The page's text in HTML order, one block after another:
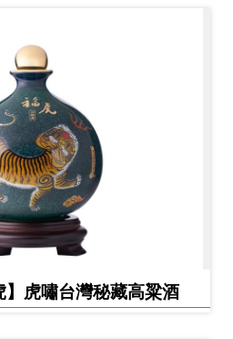
】虎嘯台灣秘藏高粱酒